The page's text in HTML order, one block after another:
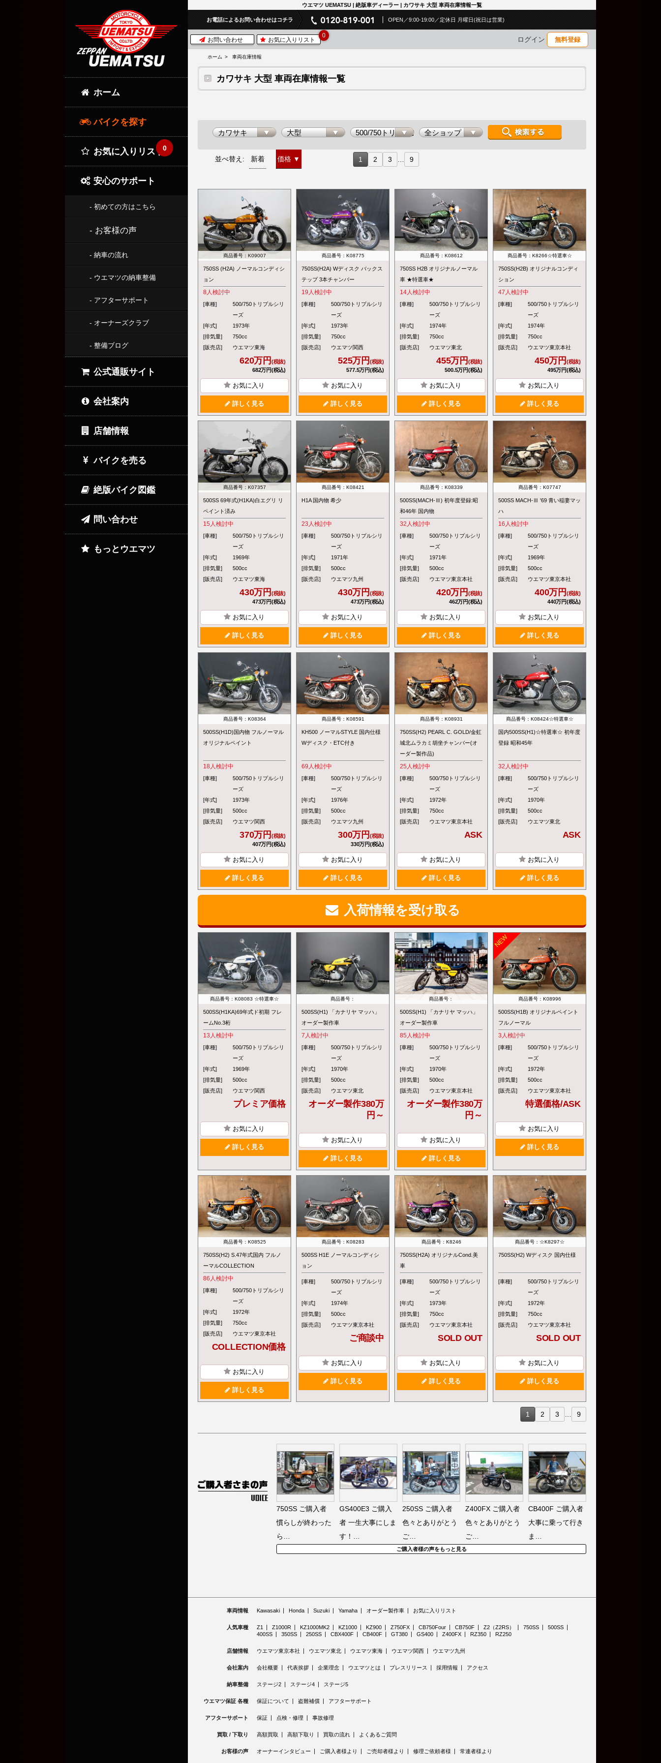
ウエマツ UEMATSU | 絶版車ディーラー | カワサキ 大型 車両在庫情報一覧
お電話によるお問い合わせはコチラ OPEN／9:00-19:00／定休日 月曜日(祝日は営業)
お問い合わせ お気に入りリスト
0 ログイン 無料登録
ホーム 車両在庫情報
カワサキ 大型 車両在庫情報一覧
並べ替え: 新着 価格▼ 1 2 3 9
商品番号：K09007
750SS (H2A) ノーマルコンディシ
ョン
8人検討中
[車種]
500/750トリプルシリ
ーズ
[年式]
1973年
[排気量]
750cc
[販売店]
ウエマツ東海
620万円 (税抜)
682万円(税込)
お気に入り
詳しく見る
商品番号：K08775
750SS(H2A) Wディスク バックス
テップ 3本チャンバー
19 人検討中
[車種]
500/750トリプルシリ
ーズ
[年式]
1973年
[排気量]
750cc
[販売店]
ウエマツ関西
525万円 (税抜)
577.5万円(税込)
お気に入り
詳しく見る
商品番号：K08612
750SS H2B オリジナルノーマル
車 ★特選車★
14人検討中
[車種]
500/750トリプルシリ
ーズ
[年式]
1974年
[排気量]
750cc
[販売店]
ウエマツ東北
455万円 (税抜)
500.5万円(税込)
お気に入り
詳しく見る
商品番号：K8266☆特選車☆
750SS(H2B) オリジナルコンディ
ション
47 人検討中
[車種]
500/750トリプルシリ
ーズ
[年式]
1974年
[排気量]
750cc
[販売店]
ウエマツ東京本社
450万円 (税抜)
495万円(税込)
お気に入り
詳しく見る
商品番号：K07357
500SS 69年式(H1KA)白エグリ リ
ペイント済み
15 人検討中
[車種]
500/750トリプルシリ
ーズ
[年式]
1969年
[排気量]
500cc
[販売店]
ウエマツ東海
430万円 (税抜)
473万円(税込)
お気に入り
詳しく見る
商品番号：K08421
H1A 国内物 希少
23 人検討中
[車種]
500/750トリプルシリ
ーズ
[年式]
1971年
[排気量]
500cc
[販売店]
ウエマツ九州
430万円 (税抜)
473万円(税込)
お気に入り
詳しく見る
商品番号：K08339
500SS(MACH-Ⅲ) 初年度登録:昭
和46年 国内物
32 人検討中
[車種]
500/750トリプルシリ
ーズ
[年式]
1971年
[排気量]
500cc
[販売店]
ウエマツ東京本社
420万円 (税抜)
462万円(税込)
お気に入り
詳しく見る
商品番号：K07747
500SS MACH-Ⅲ '69 青い稲妻マッ
ハ
16 人検討中
[車種]
500/750トリプルシリ
ーズ
[年式]
1969年
[排気量]
500cc
[販売店]
ウエマツ東京本社
400万円 (税抜)
440万円(税込)
お気に入り
詳しく見る
商品番号：K08364
500SS(H1D)国内物 フルノーマル
オリジナルペイント
18人検討中
[車種]
500/750トリプルシリ
ーズ
[年式]
1973年
[排気量]
500cc
[販売店]
ウエマツ関西
370万円 (税抜)
407万円(税込)
お気に入り
詳しく見る
商品番号：K08591
KH500 ノーマルSTYLE 国内仕様
Wディスク・ETC付き
69 人検討中
[車種]
500/750トリプルシリ
ーズ
[年式]
1976年
[排気量]
500cc
[販売店]
ウエマツ九州
300万円 (税抜)
330万円(税込)
お気に入り
詳しく見る
商品番号：K08931
750SS(H2) PEARL C. GOLD/金虹
城北ムラカミ胡坐チャンバー(オ
ーダー製作品)
25 人検討中
[車種]
500/750トリプルシリ
ーズ
[年式]
1972年
[排気量]
750cc
[販売店]
ウエマツ東京本社
ASK
お気に入り
詳しく見る
商品番号：K08424☆特選車☆
国内500SS(H1)☆特選車☆ 初年度
登録 昭和45年
32 人検討中
[車種]
500/750トリプルシリ
ーズ
[年式]
1970年
[排気量]
500cc
[販売店]
ウエマツ東北
ASK
お気に入り
詳しく見る
入荷情報を受け取る
商品番号：K08083 ☆特選車☆
500SS(H1KA)69年式ド初期 フレ
ームNo.3桁
13 人検討中
[車種]
500/750トリプルシリ
ーズ
[年式]
1969年
[排気量]
500cc
[販売店]
ウエマツ関西
プレミア価格
お気に入り
詳しく見る
商品番号：
500SS(H1) 「カナリヤ マッハ」
オーダー製作車
7 人検討中
[車種]
500/750トリプルシリ
ーズ
[年式]
1970年
[排気量]
500cc
[販売店]
ウエマツ東北
オーダー製作380万
円～
お気に入り
詳しく見る
商品番号：
500SS(H1) 「カナリヤ マッハ」
オーダー製作車
85 人検討中
[車種]
500/750トリプルシリ
ーズ
[年式]
1970年
[排気量]
500cc
[販売店]
ウエマツ東京本社
オーダー製作380万
円～
お気に入り
詳しく見る
商品番号：K08996
500SS(H1B) オリジナルペイント
フルノーマル
3 人検討中
[車種]
500/750トリプルシリ
ーズ
[年式]
1972年
[排気量]
500cc
[販売店]
ウエマツ東京本社
特選価格/ASK
お気に入り
詳しく見る
商品番号：K08525
750SS(H2) S.47年式国内 フルノ
ーマルCOLLECTION
86 人検討中
[車種]
500/750トリプルシリ
ーズ
[年式]
1972年
[排気量]
750cc
[販売店]
ウエマツ東京本社
COLLECTION価格
お気に入り
詳しく見る
商品番号：K08283
500SS H1E ノーマルコンディシ
ョン
[車種]
500/750トリプルシリ
ーズ
[年式]
1974年
[排気量]
500cc
[販売店]
ウエマツ東京本社
ご商談中
お気に入り
詳しく見る
商品番号：K8246
750SS(H2A) オリジナルCond.美
車
[車種]
500/750トリプルシリ
ーズ
[年式]
1973年
[排気量]
750cc
[販売店]
ウエマツ東京本社
SOLD OUT
お気に入り
詳しく見る
商品番号：☆K8297☆
750SS(H2) Wディスク 国内仕様
[車種]
500/750トリプルシリ
ーズ
[年式]
1972年
[排気量]
750cc
[販売店]
ウエマツ東京本社
SOLD OUT
お気に入り
詳しく見る
1 2 3 9
750SS ご購入者
慣らしが終わった
ら…
GS400E3 ご購入
者 一生大事にしま
す！…
250SS ご購入者
色々とありがとう
ご…
Z400FX ご購入者
色々とありがとう
ご…
CB400F ご購入者
大事に乗って行き
ま…
ご購入者様の声をもっと見る
車両情報 Kawasaki Honda Suzuki Yamaha オーダー製作車 お気に入りリスト
人気車種 Z1 Z1000R KZ1000MK2 KZ1000 KZ900 Z750FX CB750Four CB750F Z2（Z2RS） 750SS
500SS
400SS
350SS 250SS CBX400F CB400F GT380 GS400 Z400FX RZ350 RZ250
店舗情報 ウエマツ東京本社 ウエマツ東北 ウエマツ東海 ウエマツ関西 ウエマツ九州
会社案内 会社概要 代表挨拶 企業理念 ウエマツとは プレスリリース 採用情報 アクセス
納車整備 ステージ2 ステージ4 ステージ5
ウエマツ保証 各種 保証について 盗難補償 アフターサポート
アフターサポート 保証 点検・修理 事故修理
買取 / 下取り 高額買取 高額下取り 買取の流れ よくあるご質問
お客様の声 オーナーインタビュー ご購入者様より ご売却者様より 修理ご依頼者様 常連者様より
ホーム
バイクを探す
お気に入りリスト0
安心のサポート
- 初めての方はこちら
- お客様の声
- 納車の流れ
- ウエマツの納車整備
- アフターサポート
- オーナーズクラブ
- 整備ブログ
公式通販サイト
会社案内
店舗情報
バイクを売る
絶版バイク図鑑
問い合わせ
もっとウエマツ